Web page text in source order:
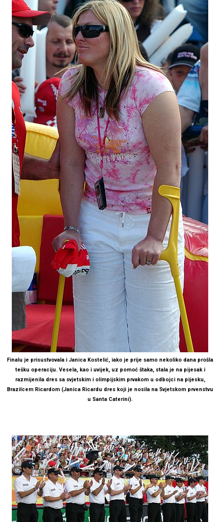
Finalu je prisustvovala i Janica Kostelić, iako je prije samo nekoliko dana prošla
tešku operaciju. Vesela, kao i uvijek, uz pomoć štaka, stala je na pijesak i
razmijenila dres sa svjetskim i olimpijskim prvakom u odbojci na pijesku,
Brazilcem Ricardom (Janica Ricardu dres koji je nosila na Svjetskom prvenstvu
u Santa Caterini).